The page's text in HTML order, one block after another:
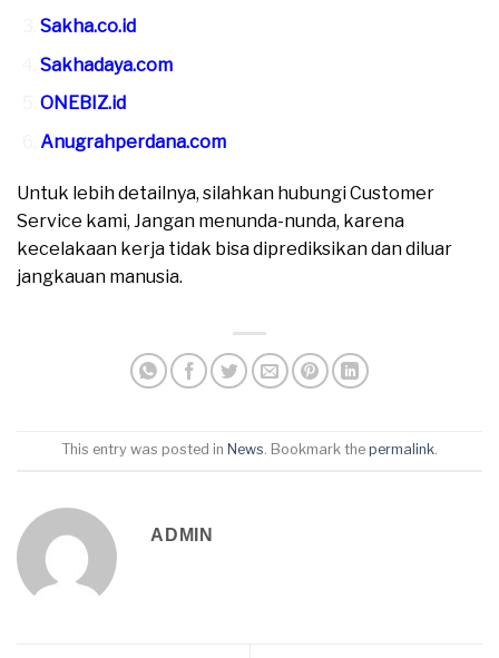
Sakha.co.id
Sakhadaya.com
ONEBIZ.id
Anugrahperdana.com
Untuk lebih detailnya, silahkan hubungi Customer
Service kami, Jangan menunda-nunda, karena
kecelakaan kerja tidak bisa diprediksikan dan diluar
jangkauan manusia.
This entry was posted in News. Bookmark the permalink.
ADMIN